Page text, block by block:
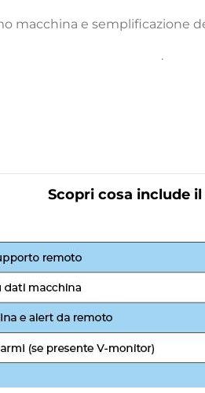
macchina e semplificazione
.
Scopri cosa include